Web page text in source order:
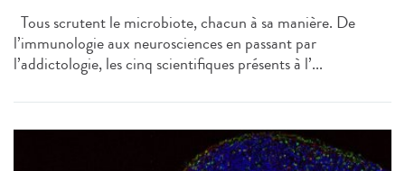
Tous scrutent le microbiote, chacun à sa manière. De
l’immunologie aux neurosciences en passant par
l’addictologie, les cinq scientifiques présents à l’...